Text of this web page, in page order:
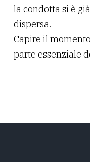
la condotta si è
dispersa.
Capire il
parte essenziale